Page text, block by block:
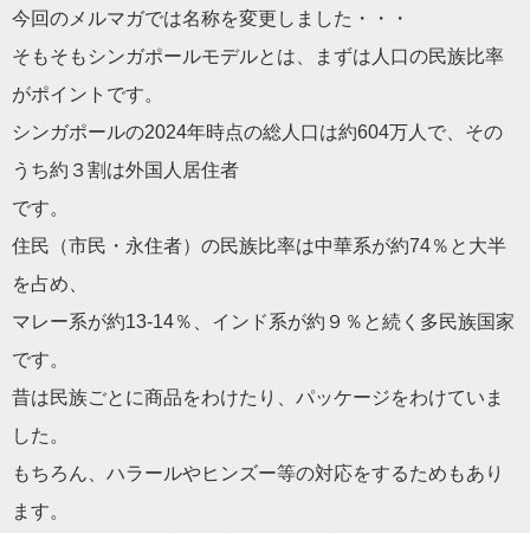
今回のメルマガでは名称を変更しました・・・
そもそもシンガポールモデルとは、まずは人口の民族比率
がポイン トです。
シンガポールの2024年時点の総人口は約604万人で、その
う ち約３割は外国人居住者
です。
住民（市民・永住者）の民族比率は中華系が約74％と大半
を占め
マレー系が約13-14％、インド系が約９％と続く多民族国家
です。
昔は民族ごとに商品をわけたり、パッケージをわけていま
した。
もちろん、ハラールやヒンズー等の対応をするためもあり
ます。